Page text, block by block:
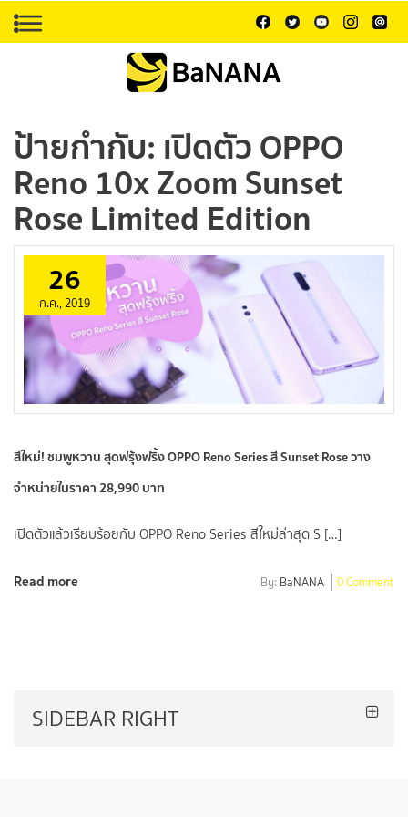
ป้ายกำกับ: เปิดตัว OPPO
Reno 10x Zoom Sunset
Rose Limited Edition
26
ก.ค., 2019
สีใหม่! ชมพูหวาน สุดฟรุ้งฟริ้ง OPPO Reno Series สี Sunset Rose วาง
จำหน่ายในราคา 28,990 บาท
เปิดตัวแล้วเรียบร้อยกับ OPPO Reno Series สีใหม่ล่าสุด S […]
Read more By: BaNANA 0 Comment
SIDEBAR RIGHT